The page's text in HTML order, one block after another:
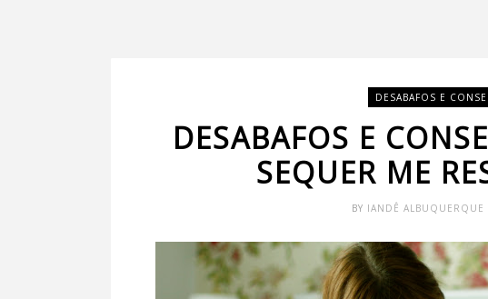
DESABAFOS E
DESABAFOS E
SEQUER ME
BY IANDÊ ALBUQUERQUE